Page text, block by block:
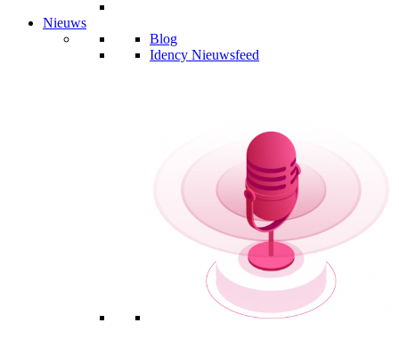
Nieuws
Blog
Idency Nieuwsfeed